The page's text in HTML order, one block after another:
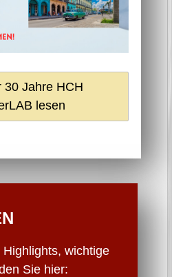
30 Jahre HCH
lesen
wichtige
Sie hier: